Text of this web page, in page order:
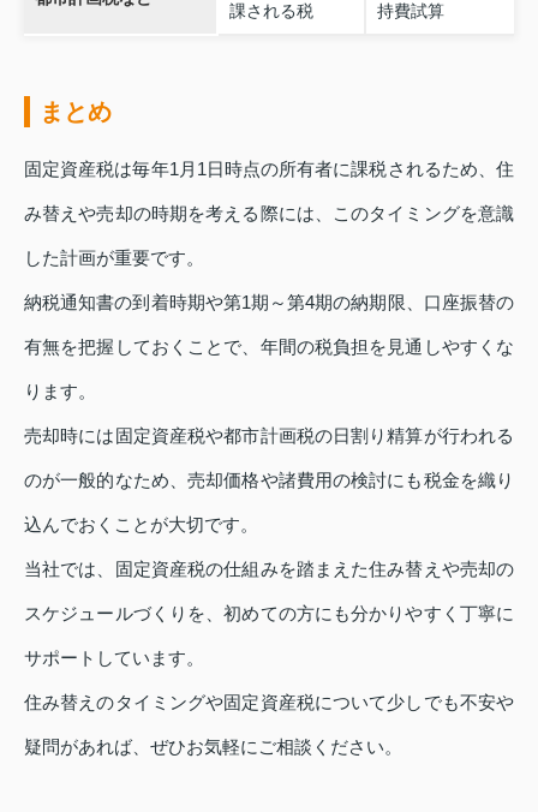
課される税 持費試算
まとめ
固定資産税は毎年1月1日時点の所有者に課税されるため、住
み替えや売却の時期を考える際には、このタイミングを意識
した計画が重要です。
納税通知書の到着時期や第1期～第4期の納期限、口座振替の
有無を把握しておくことで、年間の税負担を見通しやすくな
ります。
売却時には固定資産税や都市計画税の日割り精算が行われる
のが一般的なため、売却価格や諸費用の検討にも税金を織り
込んでおくことが大切です。
当社では、固定資産税の仕組みを踏まえた住み替えや売却の
スケジュールづくりを、初めての方にも分かりやすく丁寧に
サポートしています。
住み替えのタイミングや固定資産税について少しでも不安や
疑問があれば、ぜひお気軽にご相談ください。